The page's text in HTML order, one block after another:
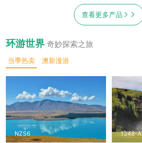
查看更多产品
环游世界 奇妙探索之旅
当季热卖 澳新漫游
NZS6 1348-A